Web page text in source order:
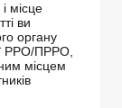
місце
ви
органу
РРО/ПРРО,
місцем